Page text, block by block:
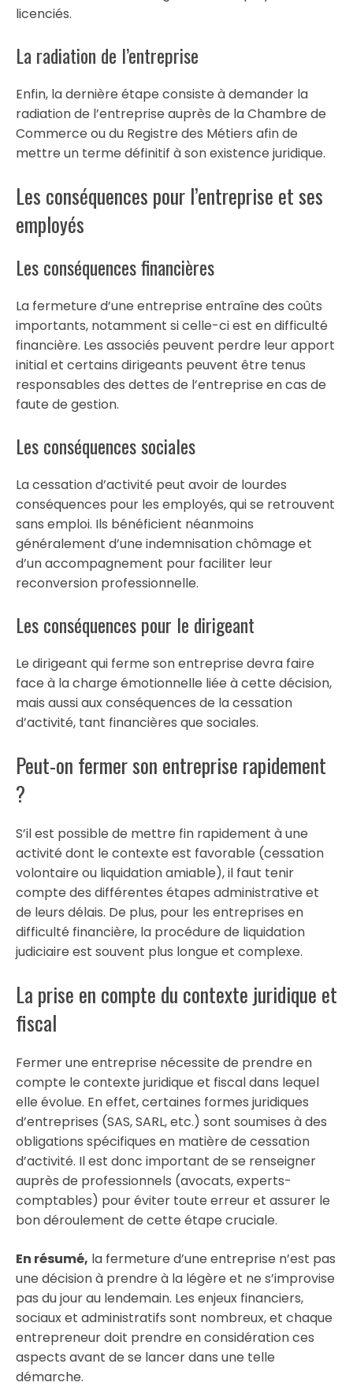
licenciés.
La radiation de l’entreprise
Enfin, la dernière étape consiste à demander la
radiation de l’entreprise auprès de la Chambre de
Commerce ou du Registre des Métiers afin de
mettre un terme définitif à son existence juridique.
Les conséquences pour l’entreprise et ses
employés
Les conséquences financières
La fermeture d’une entreprise entraîne des coûts
importants, notamment si celle-ci est en difficulté
financière. Les associés peuvent perdre leur apport
initial et certains dirigeants peuvent être tenus
responsables des dettes de l’entreprise en cas de
faute de gestion.
Les conséquences sociales
La cessation d’activité peut avoir de lourdes
conséquences pour les employés, qui se retrouvent
sans emploi. Ils bénéficient néanmoins
généralement d’une indemnisation chômage et
d’un accompagnement pour faciliter leur
reconversion professionnelle.
Les conséquences pour le dirigeant
Le dirigeant qui ferme son entreprise devra faire
face à la charge émotionnelle liée à cette décision,
mais aussi aux conséquences de la cessation
d’activité, tant financières que sociales.
Peut-on fermer son entreprise rapidement
?
S’il est possible de mettre fin rapidement à une
activité dont le contexte est favorable (cessation
volontaire ou liquidation amiable), il faut tenir
compte des différentes étapes administrative et
de leurs délais. De plus, pour les entreprises en
difficulté financière, la procédure de liquidation
judiciaire est souvent plus longue et complexe.
La prise en compte du contexte juridique et
fiscal
Fermer une entreprise nécessite de prendre en
compte le contexte juridique et fiscal dans lequel
elle évolue. En effet, certaines formes juridiques
d’entreprises (SAS, SARL, etc.) sont soumises à des
obligations spécifiques en matière de cessation
d’activité. Il est donc important de se renseigner
auprès de professionnels (avocats, experts-
comptables) pour éviter toute erreur et assurer le
bon déroulement de cette étape cruciale.
En résumé, la fermeture d’une entreprise n’est pas
une décision à prendre à la légère et ne s’improvise
pas du jour au lendemain. Les enjeux financiers,
sociaux et administratifs sont nombreux, et chaque
entrepreneur doit prendre en considération ces
aspects avant de se lancer dans une telle
démarche.